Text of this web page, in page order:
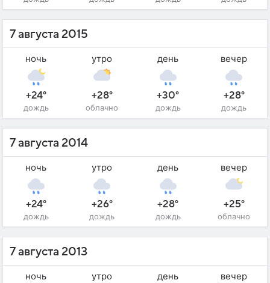
7 августа 2015
ночь
+24°
дождь
утро
+28°
облачно
день
+30°
дождь
вечер
+28°
дождь
7 августа 2014
ночь
+24°
дождь
утро
+26°
дождь
день
+28°
дождь
вечер
+25°
облачно
7 августа 2013
ночь утро день вечер